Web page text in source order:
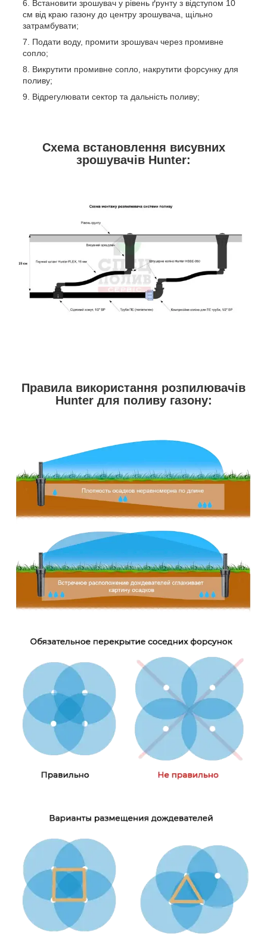
Встановити зрошувач у рівень ґрунту з відступом 10
см від краю газону до центру зрошувача, щільно
затрамбувати;
Подати воду, промити зрошувач через промивне
сопло;
Викрутити промивне сопло, накрутити форсунку для
поливу;
Відрегулювати сектор та дальність поливу;
Схема встановлення висувних
зрошувачів Hunter:
Правила використання розпилювачів
Hunter для поливу газону: